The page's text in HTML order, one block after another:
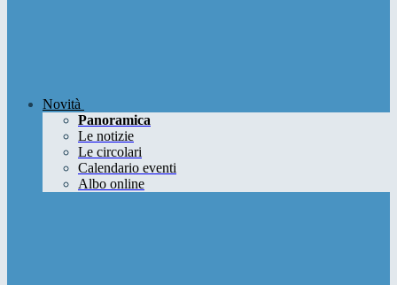
Novità
Panoramica
Le notizie
Le circolari
Calendario eventi
Albo online